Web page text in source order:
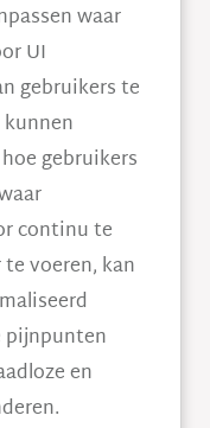
waar
UI
gebruikers te
gebruikers
continu te
voeren, kan
pijnpunten
en